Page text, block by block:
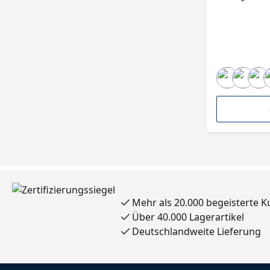
Weichholz /
Furnier, Spanplatten,
Kornart:
Vollkunstharz
Mehr als 20.000 begeisterte
Über 40.000 Lagerartikel
Deutschlandweite Lieferung